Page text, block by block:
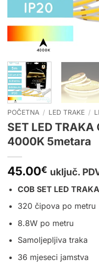
POČETNA / LED TRAKE /
SET LED
4000K 5metara
45.00€ uključ.
COB SET LED
320 čipova po metru
8.8W po metru
Samoljepljiva traka
36 mjeseci jamstva